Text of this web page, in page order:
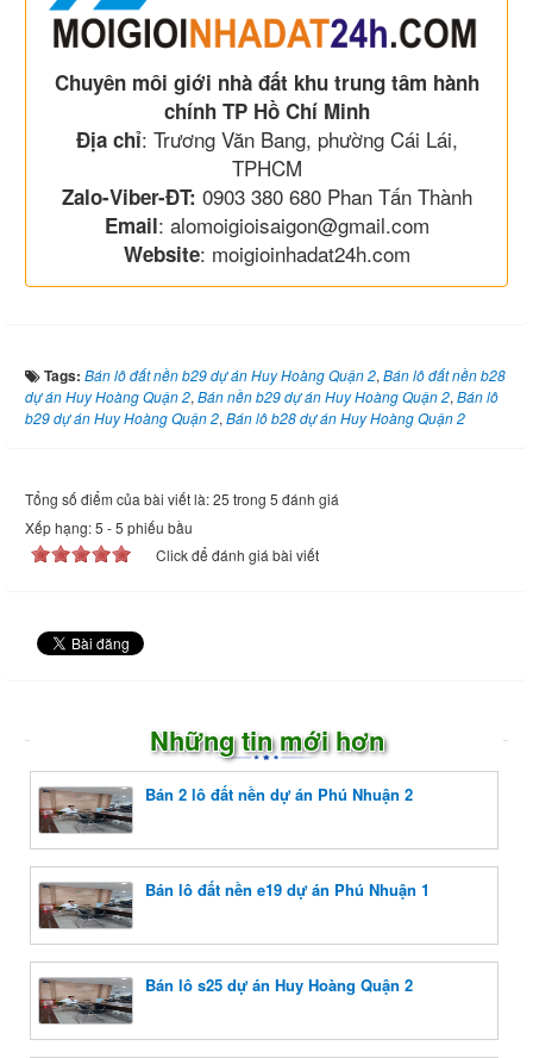
Chuyên môi giới nhà đất khu trung tâm hành
chính TP Hồ Chí Minh
Địa chỉ: Trương Văn Bang, phường Cái Lái,
TPHCM
Zalo-Viber-ĐT: 0903 380 680 Phan Tấn Thành
Email: alomoigioisaigon@gmail.com
Website: moigioinhadat24h.com
Tags: Bán lô đất nền b29 dự án Huy Hoàng Quận 2, Bán lô đất nền b28
dự án Huy Hoàng Quận 2, Bán nền b29 dự án Huy Hoàng Quận 2, Bán lô
b29 dự án Huy Hoàng Quận 2, Bán lô b28 dự án Huy Hoàng Quận 2
Tổng số điểm của bài viết là: 25 trong 5 đánh giá
Xếp hạng:5 -5 phiếu bầu
Click để đánh giá bài viết
Những tin mới hơn
Bán 2 lô đất nền dự án Phú Nhuận 2
Bán lô đất nền e19 dự án Phú Nhuận 1
Bán lô s25 dự án Huy Hoàng Quận 2